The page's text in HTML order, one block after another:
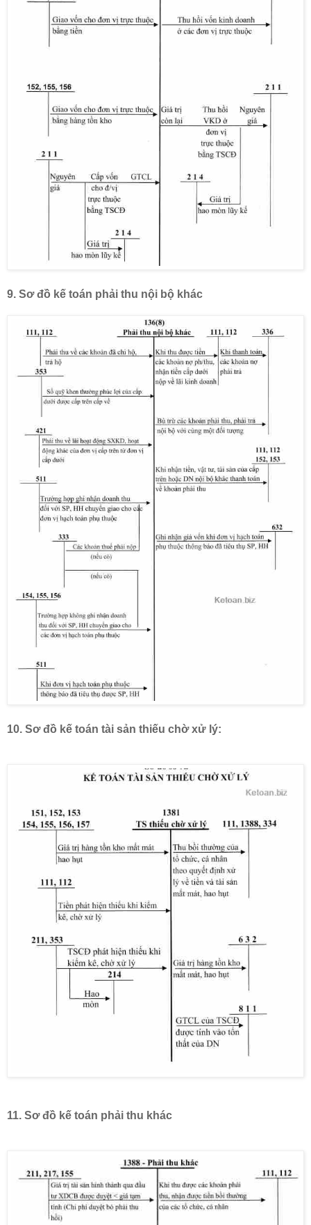
9. Sơ đồ kế toán phải thu nội bộ khác
10. Sơ đồ kế toán tài sản thiếu chờ xử lý:
11. Sơ đồ kế toán phải thu khác